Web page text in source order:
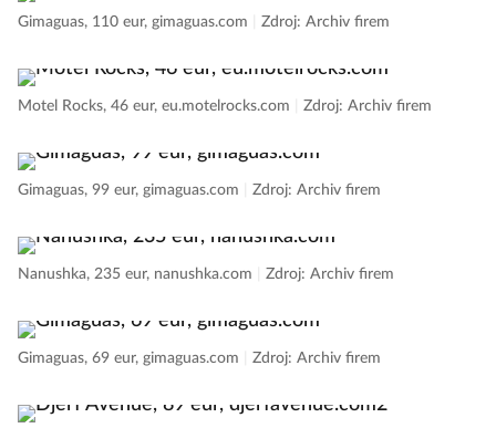
Gimaguas, 110 eur, gimaguas.com Zdroj: Archiv firem
Motel Rocks, 46 eur, eu.motelrocks.com Zdroj: Archiv firem
Gimaguas, 99 eur, gimaguas.com Zdroj: Archiv firem
Nanushka, 235 eur, nanushka.com Zdroj: Archiv firem
Gimaguas, 69 eur, gimaguas.com Zdroj: Archiv firem